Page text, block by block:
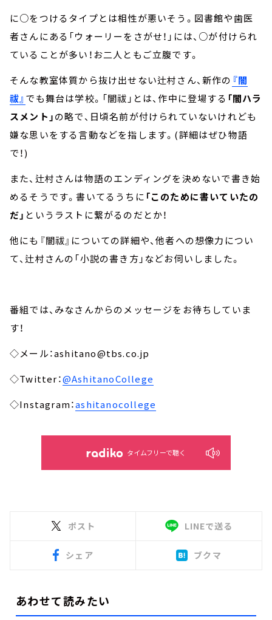
に○をつけるタイプとは相性が悪いそう。図書館や歯医
者さんにある「ウォーリーをさがせ！」には、○が付けられ
ていることが多い！お二人ともご立腹です。
そんな教室体質から抜け出せない辻村さん、新作の 『闇
祓』 でも舞台は学校。「闇祓」とは、作中に登場する 「闇ハラ
スメント」の略で、日頃名前が付けられていないけれども
嫌な思いをする言動などを指します。(詳細はぜひ物語
で！)
また、辻村さんは物語のエンディングを決めないで書き始
めるそうです。書いてるうちに 「このために書いていたの
だ」 というラストに繋がるのだとか！
他にも『闇祓』についての詳細や、他者への想像力につい
て、辻村さんの「小説の書き方」などお伺いしました。
番組では、みなさんからのメッセージをお待ちしていま
す！
◇メール：ashitano@tbs.co.jp
◇Twitter：@AshitanoCollege
◇Instagram：ashitanocollege
タイムフリーで聴く
ポスト LINEで送る
シェア ブクマ
あわせて読みたい